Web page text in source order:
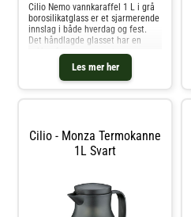
Les mer her
Cilio Nemo vannkaraffel 1 L i grå
borosilikatglass er et sjarmerende
innslag i både hverdag og fest.
Det håndlagde glasset har en
karakteristisk fiskestjertgrep som
gir både stil og godt grep. Den
brede åpningen gjør det enkelt
Cilio - Monza Termokanne
1L Svart